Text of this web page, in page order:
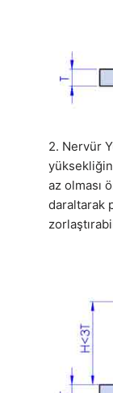
2. Nervür
az olması
daraltarak